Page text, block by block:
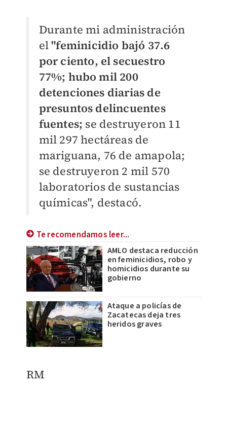
Durante mi administración
el"feminicidio bajó 37.6
por ciento, el secuestro
77%; hubo mil 200
detenciones diarias de
presuntos delincuentes
fuentes; se destruyeron 11
mil 297 hectáreas de
mariguana, 76 de amapola;
se destruyeron 2 mil 570
laboratorios de sustancias
químicas", destacó.
Te recomendamos leer...
AMLO destaca reducción
en feminicidios, robo y
homicidios durante su
gobierno
Ataque a policías de
Zacatecas deja tres
heridos graves
RM